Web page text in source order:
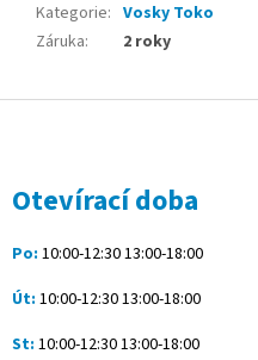
Kategorie: Vosky Toko
Záruka: 2 roky
Otevírací doba
Po: 10:00-12:30 13:00-18:00
Út: 10:00-12:30 13:00-18:00
St: 10:00-12:30 13:00-18:00